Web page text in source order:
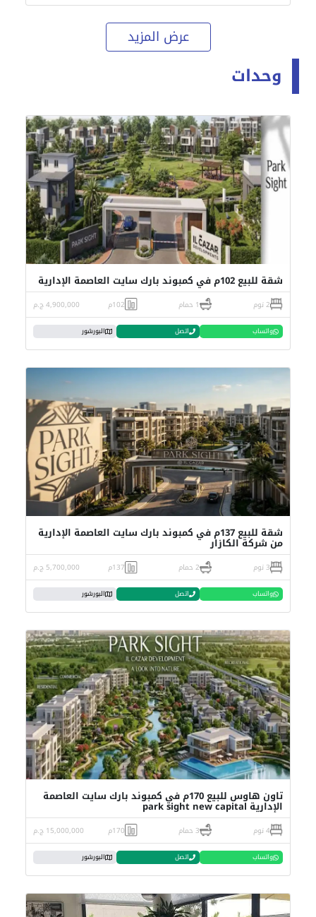
عرض المزيد
وحدات
شقة للبيع 102م في كمبوند بارك سايت العاصمة الإدارية
2 نوم 1 حمام 102م 4,900,000 ج.م
واتساب اتصل البورشور
شقة للبيع 137م في كمبوند بارك سايت العاصمة الإدارية
من شركة الكازار
3 نوم 2 حمام 137م 5,700,000 ج.م
واتساب اتصل البورشور
تاون هاوس للبيع 170م في كمبوند بارك سايت العاصمة
الإدارية park sight new capital
4 نوم 3 حمام 170م 15,000,000 ج.م
واتساب اتصل البورشور